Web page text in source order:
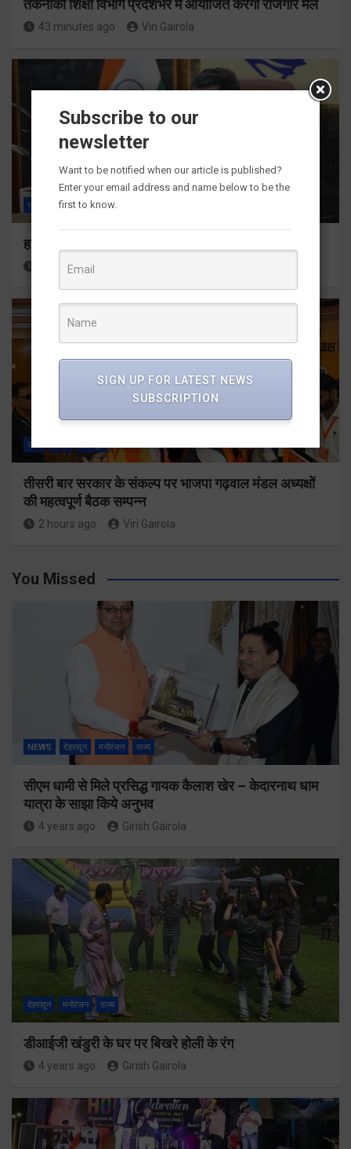
तकनीकी शिक्षा विभाग प्रदेशभर में आयोजित करेगा रोजगार मेले
43 minutes ago Viri Gairola
राज्य ALL देहरादून
हर घर तिरंगा अभियान को जन-जन तक पहुंचाने की तैयारी
1 hour ago
राज्य
तीसरी बार सरकार के संकल्प पर भाजपा गढ़वाल मंडल अध्यक्षों
की महत्वपूर्ण बैठक सम्पन्न
2 hours ago Viri Gairola
You Missed
NEWS देहरादून मनोरंजन राज्य
सीएम धामी से मिले प्रसिद्ध गायक कैलाश खेर – केदारनाथ धाम
यात्रा के साझा किये अनुभव
4 years ago Girish Gairola
देहरादून मनोरंजन राज्य
डीआईजी खंडुरी के घर पर बिखरे होली के रंग
4 years ago Girish Gairola
Subscribe to our
newsletter
Want to be notified when our article is published?
Enter your email address and name below to be the
first to know.
SIGN UP FOR LATEST NEWS
SUBSCRIPTION